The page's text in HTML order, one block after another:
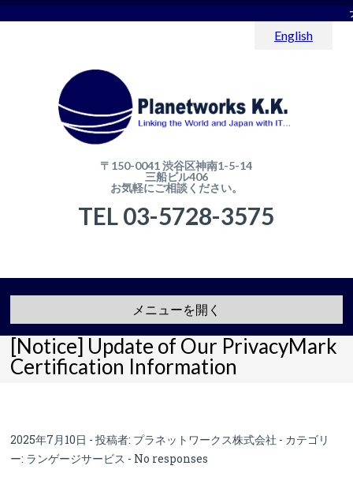
English
〒150-0041 渋谷区神南1-5-14
三船ビル406
お気軽にご相談ください。
TEL 03-5728-3575
メニューを開く
[Notice] Update of Our PrivacyMark
Certification Information
2025年7月10日 - 投稿者: プラネットワークス株式会社 - カテゴリ
ー: ランゲージサービス - No responses